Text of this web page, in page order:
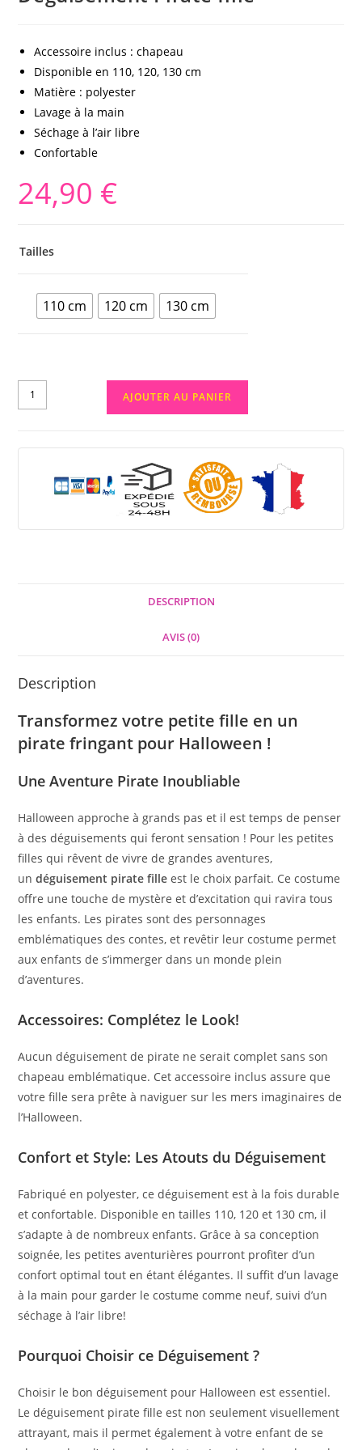
Accessoire inclus : chapeau
Disponible en 110, 120, 130 cm
Matière : polyester
Lavage à la main
Séchage à l’air libre
Confortable
24,90 €
Tailles
110 cm 120 cm 130 cm
AJOUTER AU PANIER
DESCRIPTION
AVIS (0)
Description
Transformez votre petite fille en un
pirate fringant pour Halloween !
Une Aventure Pirate Inoubliable
Halloween approche à grands pas et il est temps de penser
à des déguisements qui feront sensation ! Pour les petites
filles qui rêvent de vivre de grandes aventures,
undéguisement pirate fille est le choix parfait. Ce costume
offre une touche de mystère et d’excitation qui ravira tous
les enfants. Les pirates sont des personnages
emblématiques des contes, et revêtir leur costume permet
aux enfants de s’immerger dans un monde plein
d’aventures.
Accessoires: Complétez le Look!
Aucun déguisement de pirate ne serait complet sans son
chapeau emblématique. Cet accessoire inclus assure que
votre fille sera prête à naviguer sur les mers imaginaires de
l’Halloween.
Confort et Style: Les Atouts du Déguisement
Fabriqué en polyester, ce déguisement est à la fois durable
et confortable. Disponible en tailles 110, 120 et 130 cm, il
s’adapte à de nombreux enfants. Grâce à sa conception
soignée, les petites aventurières pourront profiter d’un
confort optimal tout en étant élégantes. Il suffit d’un lavage
à la main pour garder le costume comme neuf, suivi d’un
séchage à l’air libre!
Pourquoi Choisir ce Déguisement ?
Choisir le bon déguisement pour Halloween est essentiel.
Le déguisement pirate fille est non seulement visuellement
attrayant, mais il permet également à votre enfant de se